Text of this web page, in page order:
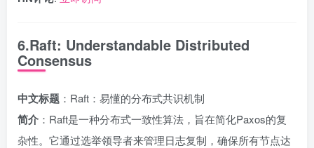
6.Raft: Understandable Distributed
Consensus
中文标题 ：Raft：易懂的分布式共识机制
简介 ：Raft是一种分布式一致性算法，旨在简化Paxos的复
杂性。它通过选举领导者来管理日志复制，确保所有节点达